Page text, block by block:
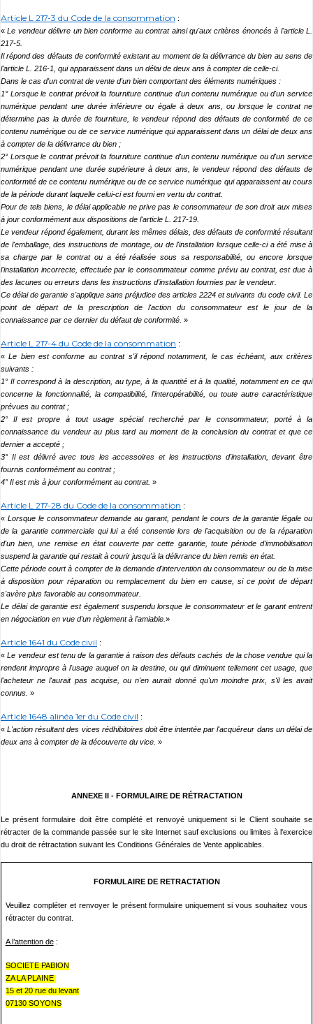
Article L 217-3 du Code de la consommation :
«Le vendeur délivre un bien conforme au contrat ainsi qu'aux critères énoncés à l'article L.
217-5.
Il répond des défauts de conformité existant au moment de la délivrance du bien au sens de
l'article L. 216-1, qui apparaissent dans un délai de deux ans à compter de celle-ci.
Dans le cas d'un contrat de vente d'un bien comportant des éléments numériques :
1° Lorsque le contrat prévoit la fourniture continue d'un contenu numérique ou d'un service
numérique pendant une durée inférieure ou égale à deux ans, ou lorsque le contrat ne
détermine pas la durée de fourniture, le vendeur répond des défauts de conformité de ce
contenu numérique ou de ce service numérique qui apparaissent dans un délai de deux ans
à compter de la délivrance du bien ;
2° Lorsque le contrat prévoit la fourniture continue d'un contenu numérique ou d'un service
numérique pendant une durée supérieure à deux ans, le vendeur répond des défauts de
conformité de ce contenu numérique ou de ce service numérique qui apparaissent au cours
de la période durant laquelle celui-ci est fourni en vertu du contrat.
Pour de tels biens, le délai applicable ne prive pas le consommateur de son droit aux mises
à jour conformément aux dispositions de l'article L. 217-19.
Le vendeur répond également, durant les mêmes délais, des défauts de conformité résultant
de l'emballage, des instructions de montage, ou de l'installation lorsque celle-ci a été mise à
sa charge par le contrat ou a été réalisée sous sa responsabilité, ou encore lorsque
l'installation incorrecte, effectuée par le consommateur comme prévu au contrat, est due à
des lacunes ou erreurs dans les instructions d'installation fournies par le vendeur.
Ce délai de garantie s'applique sans préjudice des articles 2224 et suivants du code civil. Le
point de départ de la prescription de l'action du consommateur est le jour de la
connaissance par ce dernier du défaut de conformité. »
Article L 217-4 du Code de la consommation :
«Le bien est conforme au contrat s'il répond notamment, le cas échéant, aux critères
suivants :
1° Il correspond à la description, au type, à la quantité et à la qualité, notamment en ce qui
concerne la fonctionnalité, la compatibilité, l'interopérabilité, ou toute autre caractéristique
prévues au contrat ;
2° Il est propre à tout usage spécial recherché par le consommateur, porté à la
connaissance du vendeur au plus tard au moment de la conclusion du contrat et que ce
dernier a accepté ;
3° Il est délivré avec tous les accessoires et les instructions d'installation, devant être
fournis conformément au contrat ;
4° Il est mis à jour conformément au contrat. »
Article L 217-28 du Code de la consommation :
« Lorsque le consommateur demande au garant, pendant le cours de la garantie légale ou
de la garantie commerciale qui lui a été consentie lors de l'acquisition ou de la réparation
d'un bien, une remise en état couverte par cette garantie, toute période d'immobilisation
suspend la garantie qui restait à courir jusqu'à la délivrance du bien remis en état.
Cette période court à compter de la demande d'intervention du consommateur ou de la mise
à disposition pour réparation ou remplacement du bien en cause, si ce point de départ
s'avère plus favorable au consommateur.
Le délai de garantie est également suspendu lorsque le consommateur et le garant entrent
en négociation en vue d'un règlement à l'amiable. »
Article 1641 du Code civil :
«Le vendeur est tenu de la garantie à raison des défauts cachés de la chose vendue qui la
rendent impropre à l'usage auquel on la destine, ou qui diminuent tellement cet usage, que
l'acheteur ne l'aurait pas acquise, ou n'en aurait donné qu'un moindre prix, s'il les avait
connus. »
Article 1648 alinéa 1er du Code civil :
«L'action résultant des vices rédhibitoires doit être intentée par l'acquéreur dans un délai de
deux ans à compter de la découverte du vice. »
ANNEXE II - FORMULAIRE DE RÉTRACTATION
Le présent formulaire doit être complété et renvoyé uniquement si le Client souhaite se
rétracter de la commande passée sur le site Internet sauf exclusions ou limites à l'exercice
du droit de rétractation suivant les Conditions Générales de Vente applicables.
FORMULAIRE DE RETRACTATION
Veuillez compléter et renvoyer le présent formulaire uniquement si vous souhaitez vous
rétracter du contrat.
A l’attention de:
SOCIETE PABION
ZA LA PLAINE
15 et 20 rue du levant
07130 SOYONS